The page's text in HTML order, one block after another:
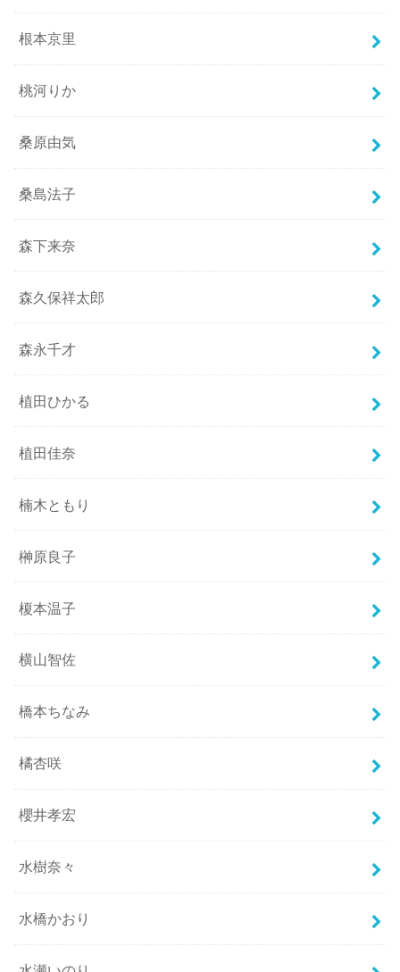
根本京里
桃河りか
桑原由気
桑島法子
森下来奈
森久保祥太郎
森永千才
植田ひかる
植田佳奈
楠木ともり
榊原良子
榎本温子
横山智佐
橋本ちなみ
橘杏咲
櫻井孝宏
水樹奈々
水橋かおり